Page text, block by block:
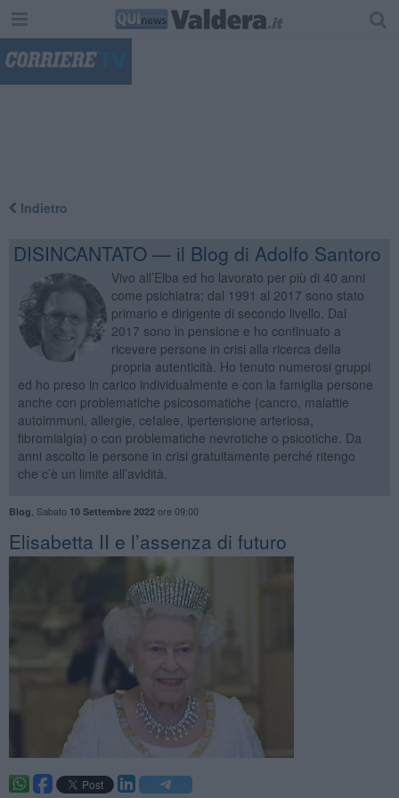
Indietro
DISINCANTATO — il Blog di Adolfo Santoro
Vivo all’Elba ed ho lavorato per più di 40 anni
come psichiatra; dal 1991 al 2017 sono stato
primario e dirigente di secondo livello. Dal
2017 sono in pensione e ho continuato a
ricevere persone in crisi alla ricerca della
propria autenticità. Ho tenuto numerosi gruppi
ed ho preso in carico individualmente e con la famiglia persone
anche con problematiche psicosomatiche (cancro, malattie
autoimmuni, allergie, cefalee, ipertensione arteriosa,
fibromialgia) o con problematiche nevrotiche o psicotiche. Da
anni ascolto le persone in crisi gratuitamente perché ritengo
che c’è un limite all’avidità.
Blog Sabato 10 Settembre 2022ore 09:00
​Elisabetta II e l’assenza di futuro